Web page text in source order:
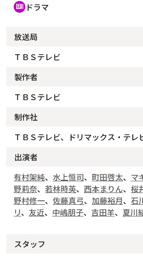
recent_actors ドラマ
放送局
ＴＢＳテレビ
製作者
ＴＢＳテレビ
制作社
ＴＢＳテレビ、ドリマックス・テレ
出演者
有村架純、 水上恒司、 町田啓太、 マ
野莉奈、 若林時英、 西本まりん、 桜
野村修一、 佐藤真弓、 加藤裕月、 石
リ、 友近、 中嶋朋子、 吉田羊、 夏川
スタッフ